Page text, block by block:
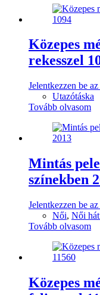
Közepes
rekesszel
Jelentkezzen be
Utazótáska
Tovább olvasom
Mintás
színekben
Jelentkezzen be
Női, Női
Tovább olvasom
Közepes